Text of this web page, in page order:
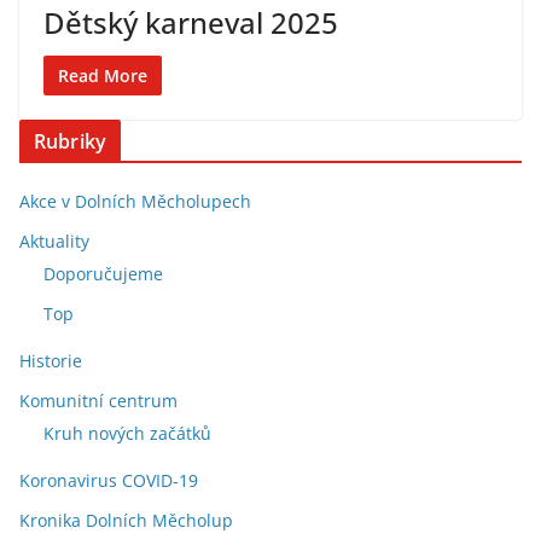
Dětský karneval 2025
Read More
Rubriky
Akce v Dolních Měcholupech
Aktuality
Doporučujeme
Top
Historie
Komunitní centrum
Kruh nových začátků
Koronavirus COVID-19
Kronika Dolních Měcholup